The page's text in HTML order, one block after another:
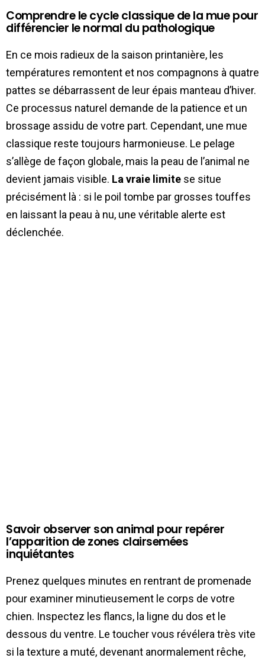
Comprendre le cycle classique de la mue pour
différencier le normal du pathologique
En ce mois radieux de la saison printanière, les
températures remontent et nos compagnons à quatre
pattes se débarrassent de leur épais manteau d’hiver.
Ce processus naturel demande de la patience et un
brossage assidu de votre part. Cependant, une mue
classique reste toujours harmonieuse. Le pelage
s’allège de façon globale, mais la peau de l’animal ne
devient jamais visible. La vraie limite se situe
précisément là : si le poil tombe par grosses touffes
en laissant la peau à nu, une véritable alerte est
déclenchée.
Savoir observer son animal pour repérer
l’apparition de zones clairsemées
inquiétantes
Prenez quelques minutes en rentrant de promenade
pour examiner minutieusement le corps de votre
chien. Inspectez les flancs, la ligne du dos et le
dessous du ventre. Le toucher vous révélera très vite
si la texture a muté, devenant anormalement rêche,